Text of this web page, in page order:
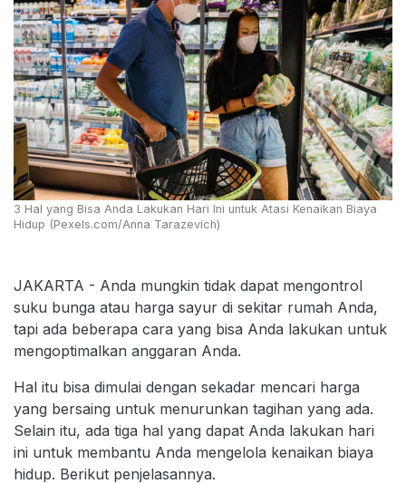
3 Hal yang Bisa Anda Lakukan Hari Ini untuk Atasi Kenaikan Biaya
Hidup (Pexels.com/Anna Tarazevich)
JAKARTA - Anda mungkin tidak dapat mengontrol
suku bunga atau harga sayur di sekitar rumah Anda,
tapi ada beberapa cara yang bisa Anda lakukan untuk
mengoptimalkan anggaran Anda.
Hal itu bisa dimulai dengan sekadar mencari harga
yang bersaing untuk menurunkan tagihan yang ada.
Selain itu, ada tiga hal yang dapat Anda lakukan hari
ini untuk membantu Anda mengelola kenaikan biaya
hidup. Berikut penjelasannya.